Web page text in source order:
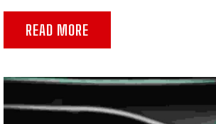
READ MORE